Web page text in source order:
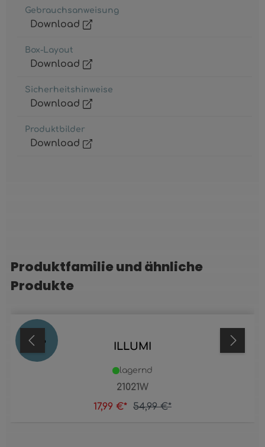
Gebrauchsanweisung
Download
Box-Layout
Download
Sicherheitshinweise
Download
Produktbilder
Download
Produktgalerie überspringen
Produktfamilie und ähnliche
Produkte
67 % ILLUMI
21021W
lagernd
17,99 €* 54,99 €*